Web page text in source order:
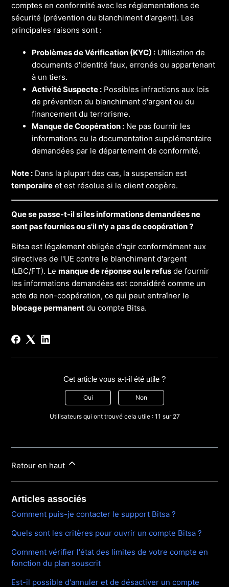
comptes en conformité avec les réglementations de
sécurité (prévention du blanchiment d'argent). Les
principales raisons sont :
Problèmes de Vérification (KYC) : Utilisation de
documents d'identité faux, erronés ou appartenant
à un tiers.
Activité Suspecte : Possibles infractions aux lois
de prévention du blanchiment d'argent ou du
financement du terrorisme.
Manque de Coopération : Ne pas fournir les
informations ou la documentation supplémentaire
demandées par le département de conformité.
Note : Dans la plupart des cas, la suspension est
temporaire et est résolue si le client coopère.
Que se passe-t-il si les informations demandées ne
sont pas fournies ou s'il n'y a pas de coopération ?
Bitsa est légalement obligée d'agir conformément aux
directives de l'UE contre le blanchiment d'argent
(LBC/FT). Lemanque de réponse ou le refus de fournir
les informations demandées est considéré comme un
acte de non-coopération, ce qui peut entraîner le
blocage permanent du compte Bitsa.
Cet article vous a-t-il été utile ?
Oui Non
Utilisateurs qui ont trouvé cela utile : 11 sur 27
Retour en haut
Articles associés
Comment puis-je contacter le support Bitsa ?
Quels sont les critères pour ouvrir un compte Bitsa ?
Comment vérifier l'état des limites de votre compte en
fonction du plan souscrit
Est-il possible d'annuler et de désactiver un compte